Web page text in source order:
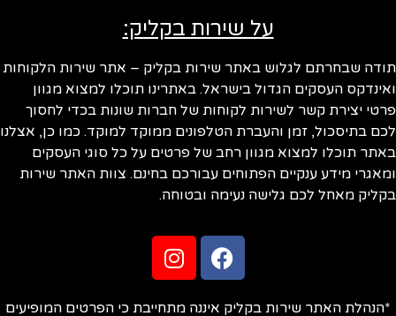
על שירות בקליק:
שבחרתם לגלוש באתר שירות בקליק – אתר שירות הלקוחות
העסקים הגדול בישראל. באתרינו תוכלו למצוא מגוון
יצירת קשר לשירות לקוחות של חברות שונות בכדי לחסוך
בתיסכול, זמן והעברת הטלפונים ממוקד למוקד. כמו כן, אצלנו
תוכלו למצוא מגוון רחב של פרטים על כל סוגי העסקים
מידע ענקיים הפתוחים עבורכם בחינם. צוות האתר שירות
מאחל לכם גלישה נעימה ובטוחה.
האתר שירות בקליק איננה מתחייבת כי הפרטים המופיעים